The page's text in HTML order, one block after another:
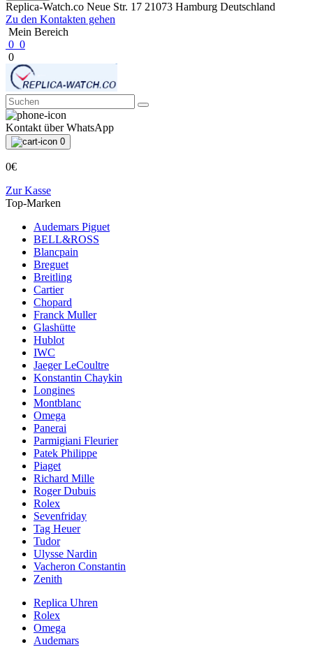
Replica-Watch.co Neue Str. 17 21073 Hamburg Deutschland
Zu den Kontakten gehen
Mein Bereich
0 0
0
Kontakt über WhatsApp
0
0€
Zur Kasse
Top-Marken
Audemars Piguet
BELL&ROSS
Blancpain
Breguet
Breitling
Cartier
Chopard
Franck Muller
Glashütte
Hublot
IWC
Jaeger LeCoultre
Konstantin Chaykin
Longines
Montblanc
Omega
Panerai
Parmigiani Fleurier
Patek Philippe
Piaget
Richard Mille
Roger Dubuis
Rolex
Sevenfriday
Tag Heuer
Tudor
Ulysse Nardin
Vacheron Constantin
Zenith
Replica Uhren
Rolex
Omega
Audemars